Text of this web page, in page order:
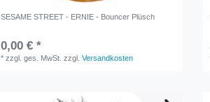
SESAME STREET - ERNIE - Bouncer Plüsch
0,00 € *
*zzgl. ges. MwSt. zzgl.Versandkosten